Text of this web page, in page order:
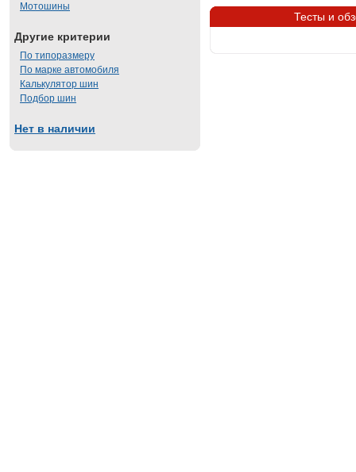
Мотошины
Другие критерии
По типоразмеру
По марке автомобиля
Калькулятор шин
Подбор шин
Нет в наличии
Тесты и